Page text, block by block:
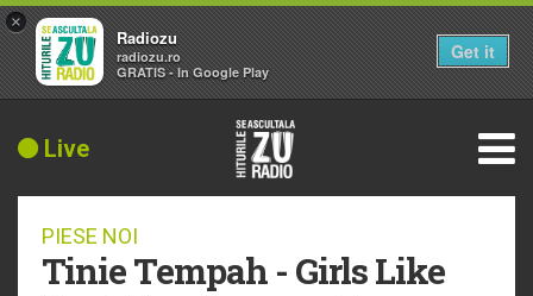
Live
PIESE NOI
Tinie Tempah - Girls Like
×
Radiozu
radiozu.ro
GRATIS - In Google Play
Get it